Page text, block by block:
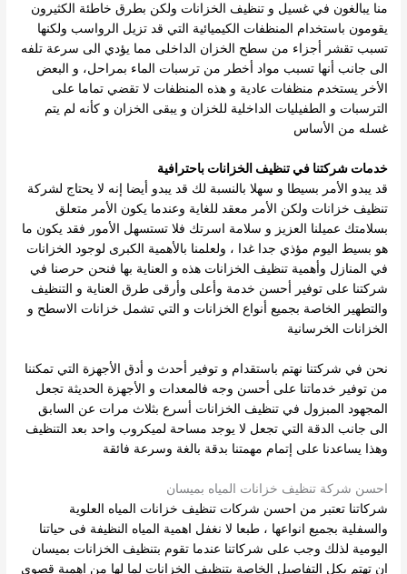
منا يبالغون في غسيل و تنظيف الخزانات ولكن بطرق خاطئة الكثيرون
يقومون باستخدام المنظفات الكيميائية التي قد تزيل الرواسب ولكنها
تسبب تقشر أجزاء من سطح الخزان الداخلى مما يؤدي الى سرعة تلفه
الى جانب أنها تسبب مواد أخطر من ترسبات الماء بمراحل، و البعض
الأخر يستخدم منظفات عادية و هذه المنظفات لا تقضي تماما على
الترسبات و الطفيليات الداخلية للخزان و يبقى الخزان و كأنه لم يتم
غسله من الأساس
خدمات شركتنا في تنظيف الخزانات باحترافية
قد يبدو الأمر بسيطا و سهلا بالنسبة لك قد يبدو أيضا إنه لا يحتاج لشركة
تنظيف خزانات ولكن الأمر معقد للغاية وعندما يكون الأمر متعلق
بسلامتك عميلنا العزيز و سلامة اسرتك فلا تستسهل الأمور فقد يكون ما
هو بسيط اليوم مؤذي جدا غدا ، ولعلمنا بالأهمية الكبرى لوجود الخزانات
في المنازل وأهمية تنظيف الخزانات هذه و العناية بها فنحن حرصنا في
شركتنا على توفير أحسن خدمة وأعلى وأرقى طرق العناية و التنظيف
والتطهير الخاصة بجميع أنواع الخزانات و التي تشمل خزانات الاسطح و
الخزانات الخرسانية
نحن في شركتنا نهتم باستقدام و توفير أحدث و أدق الأجهزة التي تمكننا
من توفير خدماتنا على أحسن وجه فالمعدات و الأجهزة الحديثة تجعل
المجهود المبزول في تنظيف الخزانات أسرع بثلاث مرات عن السابق
الى جانب الدقة التيتجعل لا يوجد مساحة لميكروب واحد بعد التنظيف
وهذا يساعدنا على إتمام مهمتنا بدقة بالغة وسرعة فائقة
احسن شركة تنظيف خزانات المياه بميسان
شركاتنا تعتبر من احسن شركات تنظيف خزانات المياه العلوية
والسفلية بجميع انواعها ، طبعا لا نغفل اهمية المياه النظيفة فى حياتنا
اليومية لذلك وجب على شركاتنا عندما تقوم بتنظيف الخزانات بميسان
ان تهتم بكل التفاصيل الخاصة بتنظيف الخزانات لما لها من اهمية قصوى